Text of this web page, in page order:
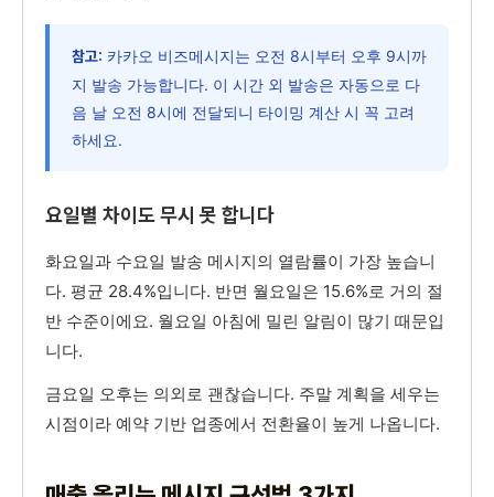
참고: 카카오 비즈메시지는 오전 8시부터 오후 9시까
지 발송 가능합니다. 이 시간 외 발송은 자동으로 다
음 날 오전 8시에 전달되니 타이밍 계산 시 꼭 고려
하세요.
요일별 차이도 무시 못 합니다
화요일과 수요일 발송 메시지의 열람률이 가장 높습니
다. 평균 28.4%입니다. 반면 월요일은 15.6%로 거의 절
반 수준이에요. 월요일 아침에 밀린 알림이 많기 때문입
니다.
금요일 오후는 의외로 괜찮습니다. 주말 계획을 세우는
시점이라 예약 기반 업종에서 전환율이 높게 나옵니다.